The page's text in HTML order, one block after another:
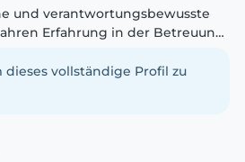
und verantwortungsbewusste
Erfahrung in der Betreuung
habe eine..
dieses vollständige Profil zu